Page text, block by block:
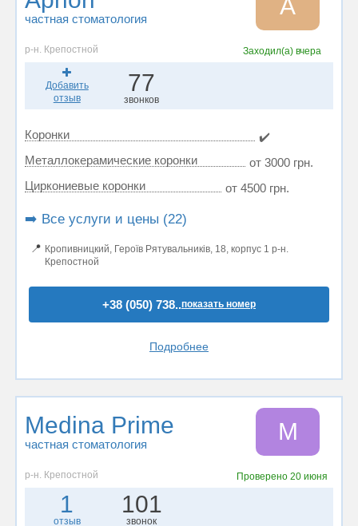
частная стоматология A
р-н. Крепостной Заходил(а) вчера
Добавить
отзыв
77
звонков
Коронки
✔️
Металлокерамические коронки
от 3000 грн.
Циркониевые коронки
от 4500 грн.
➡️ Все услуги и цены (22)
📍 Кропивницкий, Героїв Рятувальників, 18, корпус 1 р-н.
Крепостной
+38 (050) 738..показать номер
Подробнее
Medina Prime
частная стоматология M
р-н. Крепостной Проверено 20 июня
1
отзыв
101
звонок